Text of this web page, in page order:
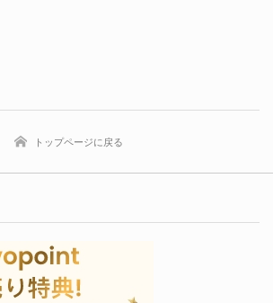
トップページに戻る